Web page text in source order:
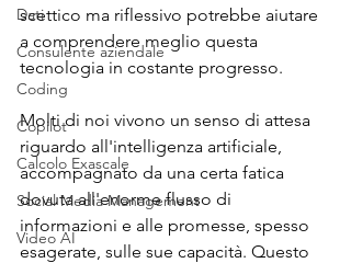
Dati
Consulente aziendale
Coding
Copilot
Calcolo Exascale
Social Media Management
Video AI
scettico ma riflessivo potrebbe aiutare
a comprendere meglio questa
tecnologia in costante progresso.
Molti di noi vivono un senso di attesa
riguardo all'intelligenza artificiale,
accompagnato da una certa fatica
dovuta all'enorme flusso di
informazioni e alle promesse, spesso
esagerate, sulle sue capacità. Questo